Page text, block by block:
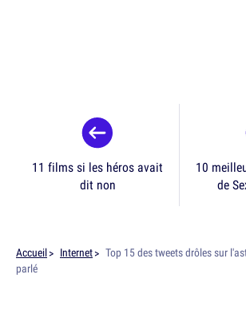
11 films si les héros avait
dit non
10
de
Accueil Internet
Top 15 des tweets drôles sur
parlé